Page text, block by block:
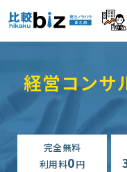
経営コンサ
完全無料
利用料0円